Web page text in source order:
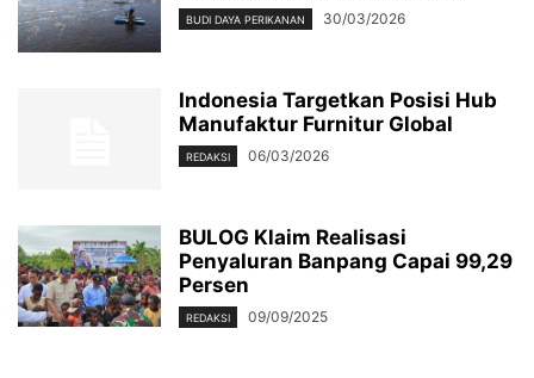
BUDI DAYA PERIKANAN 30/03/2026
Indonesia Targetkan Posisi Hub
Manufaktur Furnitur Global
REDAKSI 06/03/2026
BULOG Klaim Realisasi
Penyaluran Banpang Capai 99,29
Persen
REDAKSI 09/09/2025